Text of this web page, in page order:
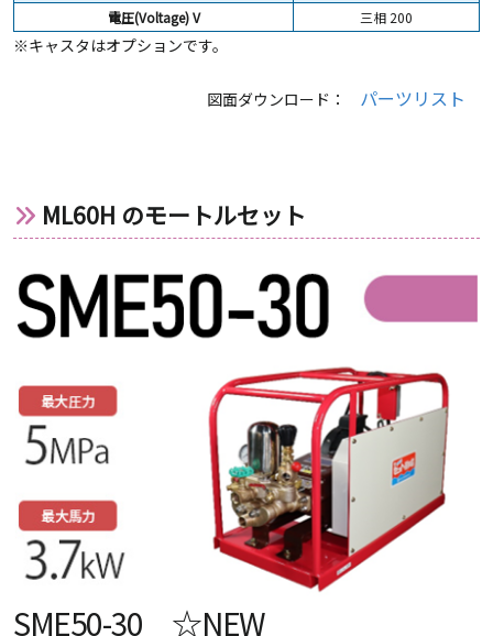
電圧(Voltage) V
三相 200
※キャスタはオプションです。
図面ダウンロード： パーツリスト
ML60H のモートルセット
SME50-30 ☆NEW